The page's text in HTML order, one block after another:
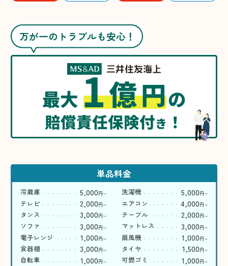
万が一のトラブルも安心！
最大1億円の
賠償責任保険付き ！
単品料金
冷蔵庫 5,000円〜 洗濯機 5,000円〜
テレビ 2,000円〜 エアコン 4,000円〜
タンス 3,000円〜 テーブル 2,000円〜
ソファ 3,000円〜 マットレス 3,000円〜
電子レンジ 1,000円〜 扇風機 1,000円〜
食器棚 3,000円〜 タイヤ 1,500円〜
自転車 1,000円〜 可燃ゴミ 1,000円〜